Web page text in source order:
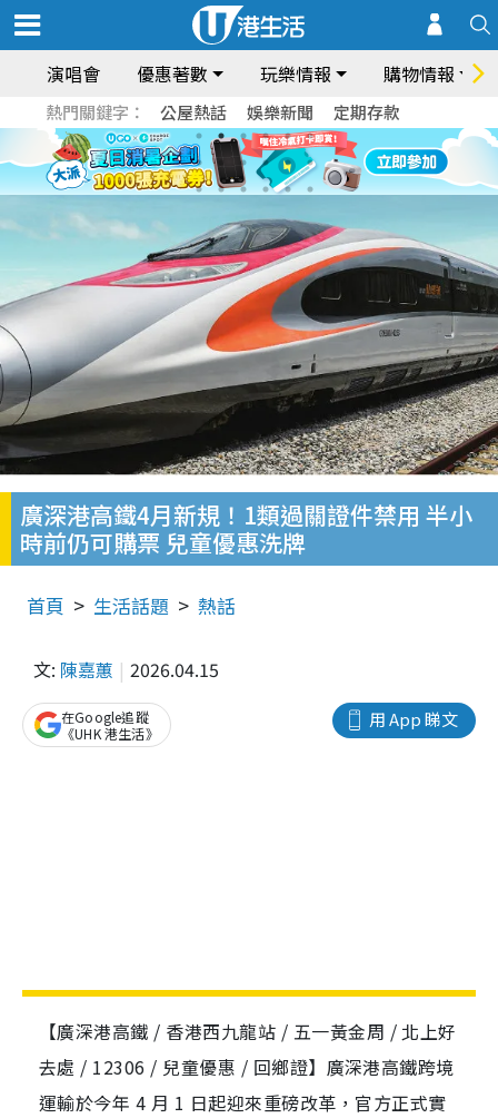
演唱會 優惠著數 玩樂情報 購物情報
熱門關鍵字： 公屋熱話 娛樂新聞 定期存款
廣深港高鐵4月新規！1類過關證件禁用 半小
時前仍可購票 兒童優惠洗牌
首頁 生活話題 熱話
文: 陳嘉蕙 2026.04.15
用 App 睇文
在Google追蹤
《UHK 港生活》
【廣深港高鐵 / 香港西九龍站 / 五一黃金周 / 北上好
去處 / 12306 / 兒童優惠 / 回鄉證】廣深港高鐵跨境
運輸於今年 4 月 1 日起迎來重磅改革，官方正式實